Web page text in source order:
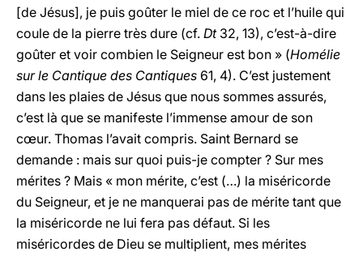
[de Jésus], je puis goûter le miel de ce roc et l’huile qui
coule de la pierre très dure (cf. Dt32, 13), c’est-à-dire
goûter et voir combien le Seigneur est bon » (Homélie
sur le Cantique des Cantiques 61, 4). C’est justement
dans les plaies de Jésus que nous sommes assurés,
c’est là que se manifeste l’immense amour de son
cœur. Thomas l’avait compris. Saint Bernard se
demande : mais sur quoi puis-je compter ? Sur mes
mérites ? Mais « mon mérite, c’est (…) la miséricorde
du Seigneur, et je ne manquerai pas de mérite tant que
la miséricorde ne lui fera pas défaut. Si les
miséricordes de Dieu se multiplient, mes mérites